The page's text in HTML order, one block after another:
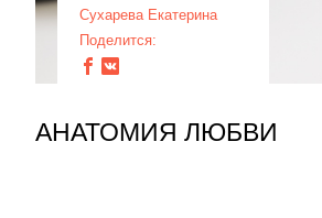
Сухарева Екатерина
Поделится:
АНАТОМИЯ ЛЮБВИ